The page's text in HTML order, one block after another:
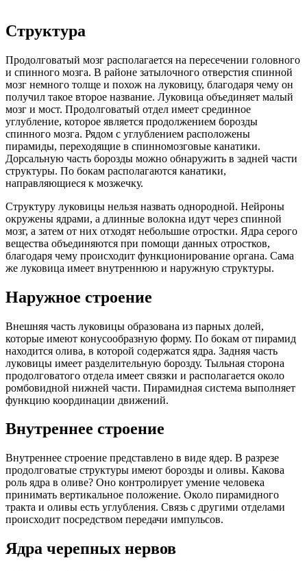
Структура
Продолговатый мозг располагается на пересечении головного
и спинного мозга. В районе затылочного отверстия спинной
мозг немного толще и похож на луковицу, благодаря чему он
получил такое второе название. Луковица объединяет малый
мозг и мост. Продолговатый отдел имеет срединное
углубление, которое является продолжением борозды
спинного мозга. Рядом с углублением расположены
пирамиды, переходящие в спинномозговые канатики.
Дорсальную часть борозды можно обнаружить в задней части
структуры. По бокам располагаются канатики,
направляющиеся к мозжечку.
Структуру луковицы нельзя назвать однородной. Нейроны
окружены ядрами, а длинные волокна идут через спинной
мозг, а затем от них отходят небольшие отростки. Ядра серого
вещества объединяются при помощи данных отростков,
благодаря чему происходит функционирование органа. Сама
же луковица имеет внутреннюю и наружную структуры.
Наружное строение
Внешняя часть луковицы образована из парных долей,
которые имеют конусообразную форму. По бокам от пирамид
находится олива, в которой содержатся ядра. Задняя часть
луковицы имеет разделительную борозду. Тыльная сторона
продолговатого отдела имеет связки и располагается около
ромбовидной нижней части. Пирамидная система выполняет
функцию координации движений.
Внутреннее строение
Внутреннее строение представлено в виде ядер. В разрезе
продолговатые структуры имеют борозды и оливы. Какова
роль ядра в оливе? Оно контролирует умение человека
принимать вертикальное положение. Около пирамидного
тракта и оливы есть углубления. Связь с другими отделами
происходит посредством передачи импульсов.
Ядра черепных нервов